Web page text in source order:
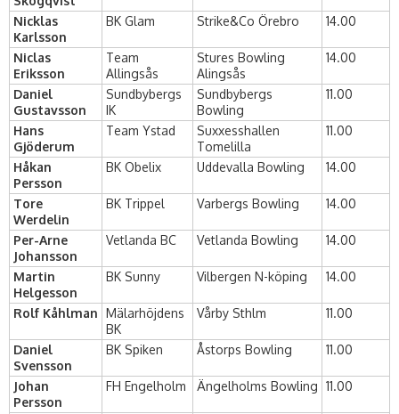
Nicklas
Karlsson
BK Glam Strike&Co Örebro 14.00
Niclas
Eriksson
Team
Allingsås
Stures Bowling
Alingsås
14.00
Daniel
Gustavsson
Sundbybergs
IK
Sundbybergs
Bowling
11.00
Hans
Gjöderum
Team Ystad
Suxxesshallen
Tomelilla
11.00
Håkan
Persson
BK Obelix Uddevalla Bowling 14.00
Tore
Werdelin
BK Trippel Varbergs Bowling 14.00
Per-Arne
Johansson
Vetlanda BC Vetlanda Bowling 14.00
Martin
Helgesson
BK Sunny Vilbergen N-köping 14.00
Rolf Kåhlman Mälarhöjdens
BK
Vårby Sthlm 11.00
Daniel
Svensson
BK Spiken Åstorps Bowling 11.00
Johan
Persson
FH Engelholm Ängelholms Bowling 11.00